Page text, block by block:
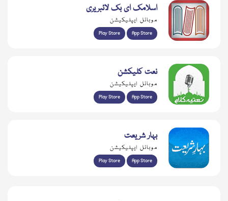
اسلامک ای بک لائبریری
موبائل ایپلیکیشن
Play Store App Store
نعت کلیکشن
موبائل ایپلیکیشن
Play Store App Store
بہار شریعت
موبائل ایپلیکیشن
Play Store App Store